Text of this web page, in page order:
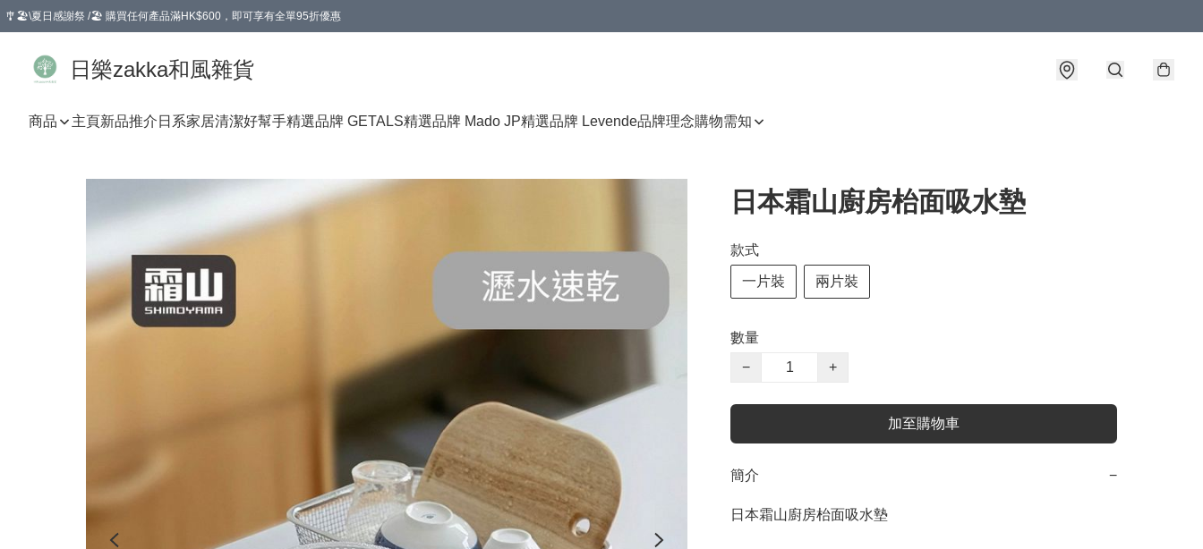
🎐🏖️\夏日感謝祭 /🏖️ 購買任何產品滿HK$600，即可享有全單95折優惠
日樂zakka和風雜貨
商品 主頁新品推介 日系家居清潔好幫手精選品牌 GETALS精選品牌 Mado JP精選品牌 Levende品牌理念購物需知
日本霜山廚房枱面吸水墊
款式
一片裝 兩片裝
數量
−
+
加至購物車
簡介 −
日本霜山廚房枱面吸水墊